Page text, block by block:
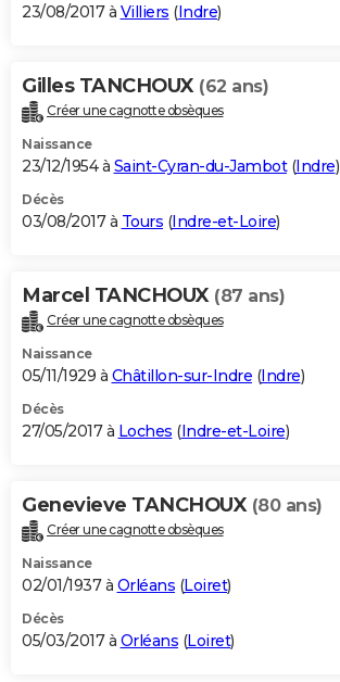
23/08/2017 à Villiers (Indre)
Gilles TANCHOUX (62 ans)
Créer une cagnotte obsèques
Naissance
23/12/1954 à Saint-Cyran-du-Jambot(Indre)
Décès
03/08/2017 à Tours (Indre-et-Loire)
Marcel TANCHOUX (87 ans)
Créer une cagnotte obsèques
Naissance
05/11/1929 à Châtillon-sur-Indre (Indre)
Décès
27/05/2017 à Loches (Indre-et-Loire)
Genevieve TANCHOUX (80 ans)
Créer une cagnotte obsèques
Naissance
02/01/1937 à Orléans (Loiret)
Décès
05/03/2017 à Orléans (Loiret)